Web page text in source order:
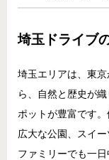
埼玉ドライブ
埼玉エリアは、東
ら、自然と歴史が
ポットが豊富です
広大な公園、スイ
ファミリーでも一